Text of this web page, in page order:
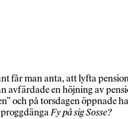
får man anta, att lyfta
avfärdade en höjning av
och på torsdagen öppnade
Fy på sig Sosse?